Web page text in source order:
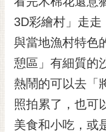
網
資
料
開
放
宣
告
3D彩繪村」走
與當地漁村特色
憩區」有細質的
熱鬧的可以去「
照拍累了，也可
美食和小吃，或